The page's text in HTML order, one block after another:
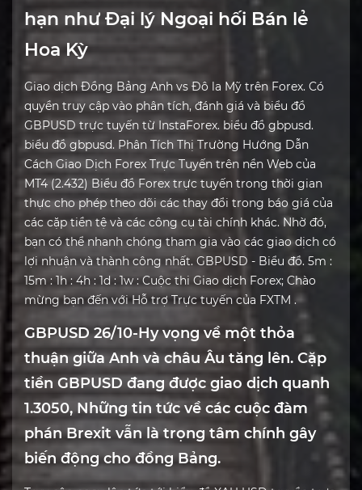
hạn như Đại lý Ngoại hối Bán lẻ
Hoa Kỳ
Giao dịch Đồng Bảng Anh vs Đô la Mỹ trên Forex. Có
quyền truy cập vào phân tích, đánh giá và biểu đồ
GBPUSD trực tuyến từ InstaForex. biểu đồ gbpusd.
biểu đồ gbpusd. Phân Tích Thị Trường Hướng Dẫn
Cách Giao Dịch Forex Trực Tuyến trên nền Web của
MT4 (2.432) Biểu đồ Forex trực tuyến trong thời gian
thực cho phép theo dõi các thay đổi trong báo giá của
các cặp tiền tệ và các công cụ tài chính khác. Nhờ đó,
bạn có thể nhanh chóng tham gia vào các giao dịch có
lợi nhuận và thành công nhất. GBPUSD - Biểu đồ. 5m :
15m : 1h : 4h : 1d : 1w : Cuộc thi Giao dịch Forex; Chào
mừng bạn đến với Hỗ trợ Trực tuyến của FXTM .
GBPUSD 26/10-Hy vọng về một thỏa
thuận giữa Anh và châu Âu tăng lên. Cặp
tiền GBPUSD đang được giao dịch quanh
1.3050, Những tin tức về các cuộc đàm
phán Brexit vẫn là trọng tâm chính gây
biến động cho đồng Bảng.